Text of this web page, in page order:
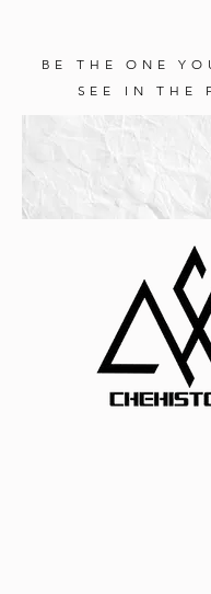
BE THE ONE
SEE IN THE